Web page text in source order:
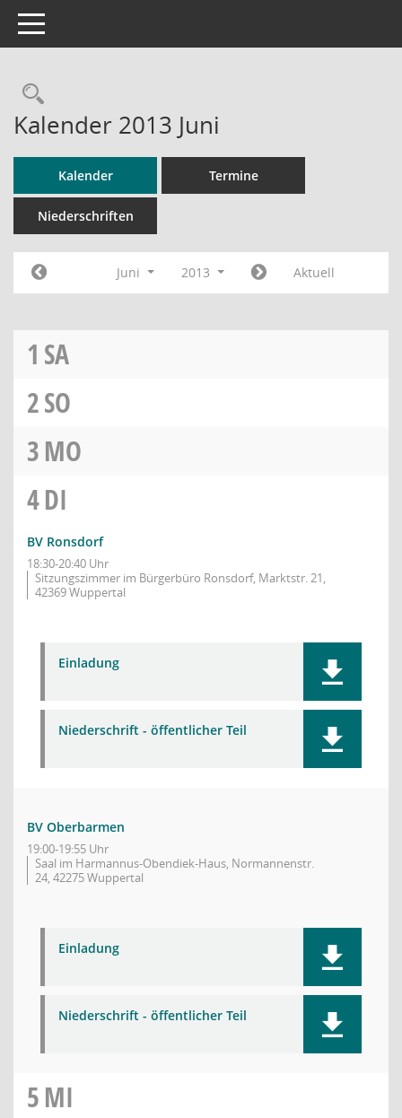
Toggle navigation
Rechercheauswahl
Kalender 2013 Juni
Kalender Termine
Niederschriften
Juni 2013 Aktuell
1 SA
2SO
3MO
4DI
BV Ronsdorf
18:30-20:40 Uhr
Sitzungszimmer im Bürgerbüro Ronsdorf, Marktstr. 21,
42369 Wuppertal
Einladung
Niederschrift - öffentlicher Teil
BV Oberbarmen
19:00-19:55 Uhr
Saal im Harmannus-Obendiek-Haus, Normannenstr.
24, 42275 Wuppertal
Einladung
Niederschrift - öffentlicher Teil
5MI